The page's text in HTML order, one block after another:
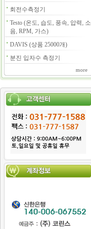
회전수측정기
Testo (온도, 습도, 풍속, 압력, 소
음, RPM, 가스)
DAVIS (상품 25000개)
분진 입자수 측정기
more